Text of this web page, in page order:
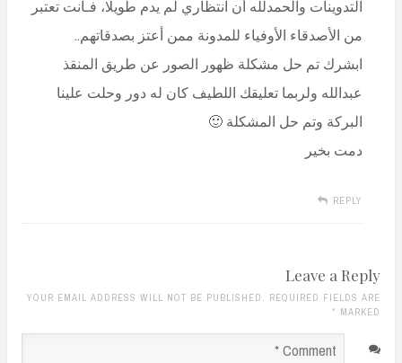
التدوينات والحمدلله أن انتظاري لم يدم طويلا، فـأنت تعتبر
من الأصدقاء الأوفياء للمدونة ممن أعتز بصدقاتهم..
ابشرك تم حل مشكلة ظهور الصور عن طريق المنقذ
عبدالله ولربما تعليقك اللطيف كان له دور وحلت علينا
البركة وتم حل المشكلة 🙂
دمت بخير
REPLY
Leave a Reply
YOUR EMAIL ADDRESS WILL NOT BE PUBLISHED. REQUIRED FIELDS ARE
MARKED
*
Comment